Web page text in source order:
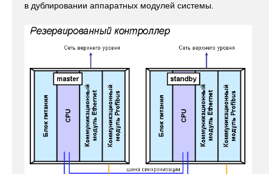
в дублировании аппаратных модулей системы.